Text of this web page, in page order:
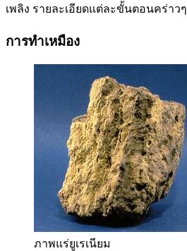
เพลิง รายละเอียดแต่ละขั้นตอนคร่าว
การทำเหมือง
ภาพแร่ยูเรเนียม